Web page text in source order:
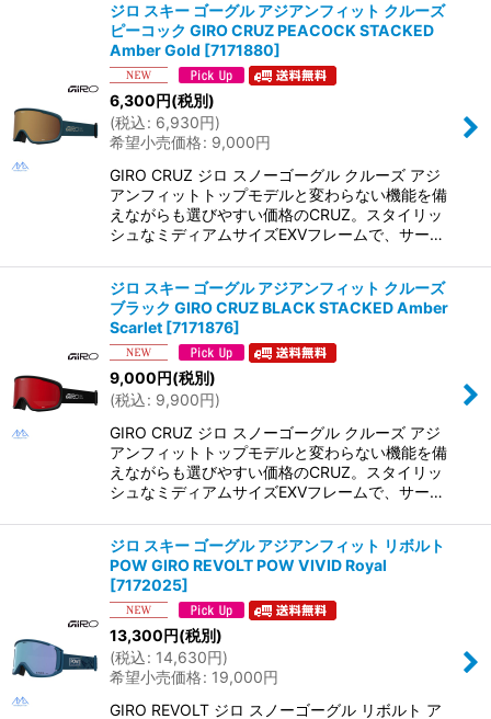
ジロ スキー ゴーグル アジアンフィット クルーズ
ピーコック GIRO CRUZ PEACOCK STACKED
Amber Gold [7171880]
6,300円(税別)
(税込: 6,930円)
希望小売価格: 9,000円
GIRO CRUZ ジロ スノーゴーグル クルーズ アジ
アンフィットトップモデルと変わらない機能を備
えながらも選びやすい価格のCRUZ。スタイリッ
シュなミディアムサイズEXVフレームで、サー…
ジロ スキー ゴーグル アジアンフィット クルーズ
ブラック GIRO CRUZ BLACK STACKED Amber
Scarlet [7171876]
9,000円(税別)
(税込: 9,900円)
GIRO CRUZ ジロ スノーゴーグル クルーズ アジ
アンフィットトップモデルと変わらない機能を備
えながらも選びやすい価格のCRUZ。スタイリッ
シュなミディアムサイズEXVフレームで、サー…
ジロ スキー ゴーグル アジアンフィット リボルト
POW GIRO REVOLT POW VIVID Royal
[7172025]
13,300円(税別)
(税込: 14,630円)
希望小売価格: 19,000円
GIRO REVOLT ジロ スノーゴーグル リボルト ア